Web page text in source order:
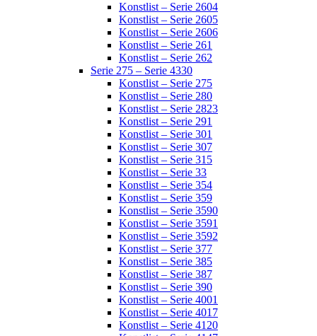
Konstlist – Serie 2604
Konstlist – Serie 2605
Konstlist – Serie 2606
Konstlist – Serie 261
Konstlist – Serie 262
Serie 275 – Serie 4330
Konstlist – Serie 275
Konstlist – Serie 280
Konstlist – Serie 2823
Konstlist – Serie 291
Konstlist – Serie 301
Konstlist – Serie 307
Konstlist – Serie 315
Konstlist – Serie 33
Konstlist – Serie 354
Konstlist – Serie 359
Konstlist – Serie 3590
Konstlist – Serie 3591
Konstlist – Serie 3592
Konstlist – Serie 377
Konstlist – Serie 385
Konstlist – Serie 387
Konstlist – Serie 390
Konstlist – Serie 4001
Konstlist – Serie 4017
Konstlist – Serie 4120